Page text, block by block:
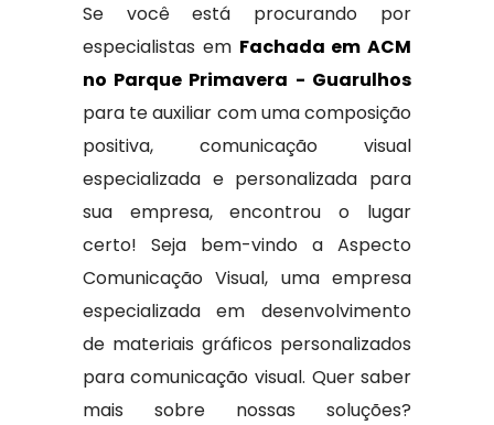
Se você está procurando por
especialistas em Fachada em ACM
no Parque Primavera - Guarulhos
para te auxiliar com uma composição
positiva, comunicação visual
especializada e personalizada para
sua empresa, encontrou o lugar
certo! Seja bem-vindo a Aspecto
Comunicação Visual, uma empresa
especializada em desenvolvimento
de materiais gráficos personalizados
para comunicação visual. Quer saber
mais sobre nossas soluções?